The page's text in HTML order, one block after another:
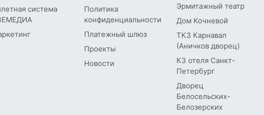
система
Политика
конфиденциальности
Платежный шлюз
Проекты
Новости
Эрмитажный театр
Дом Кочневой
ТКЗ Карнавал
(Аничков дворец)
КЗ отеля Санкт-
Петербург
Дворец
Белосельских-
Белозерских